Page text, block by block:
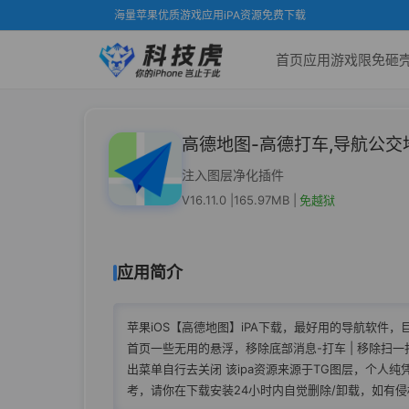
海量苹果优质游戏应用iPA资源免费下载
首页应用游戏限免砸
高德地图-高德打车,导航公交
注入图层净化插件
V16.11.0 | 165.97MB | 免越狱
应用简介
苹果iOS【高德地图】iPA下载，最好用的导航软件
首页一些无用的悬浮，移除底部消息-打车 | 移除扫
出菜单自行去关闭 该ipa资源来源于TG图层，个人
考，请你在下载安装24小时内自觉删除/卸载，如有